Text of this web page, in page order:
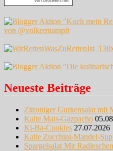
Neueste Beiträge
Zitroniger Gurkensalat mit
Kalte Mais-Gazpacho
Ki-Ba-Cookies 27.07.2026
Kalte Zucchini-Mandel-
Spargelsalat Mit